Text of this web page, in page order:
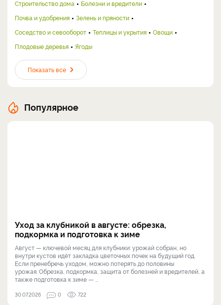
Строительство дома
Болезни и вредители
Почва и удобрения
Зелень и пряности
Соседство и севооборот
Теплицы и укрытия
Овощи
Плодовые деревья
Ягоды
Показать все
Популярное
Уход за клубникой в августе: обрезка,
подкормка и подготовка к зиме
Август — ключевой месяц для клубники: урожай собран, но
внутри кустов идёт закладка цветочных почек на будущий год.
Если пренебречь уходом, можно потерять до половины
урожая. Обрезка, подкормка, защита от болезней и вредителей, а
также подготовка к зиме — ...
30.07.2026 0 722